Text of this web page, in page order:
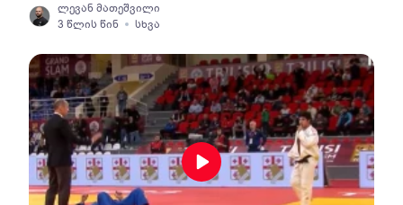
ლევან მათეშვილი
3 წლის წინ
სხვა